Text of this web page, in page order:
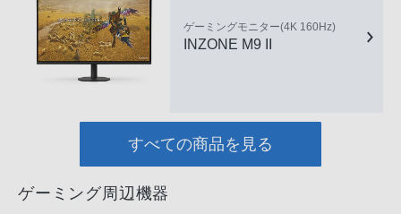
ゲーミングモニター(4K 160Hz)
INZONE M9 II
すべての商品を見る
ゲーミング周辺機器